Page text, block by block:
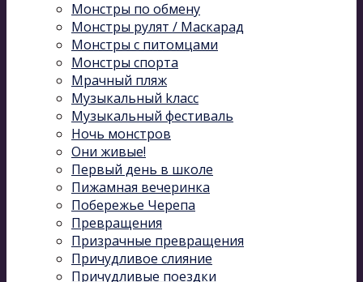
Монстры по обмену
Монстры рулят / Маскарад
Монстры с питомцами
Монстры спорта
Мрачный пляж
Музыкальный kласс
Музыкальный фестиваль
Ночь монстров
Они живые!
Первый день в школе
Пижамная вечеринка
Побережье Черепа
Превращения
Призрачные превращения
Причудливое слияние
Причудливые поездки